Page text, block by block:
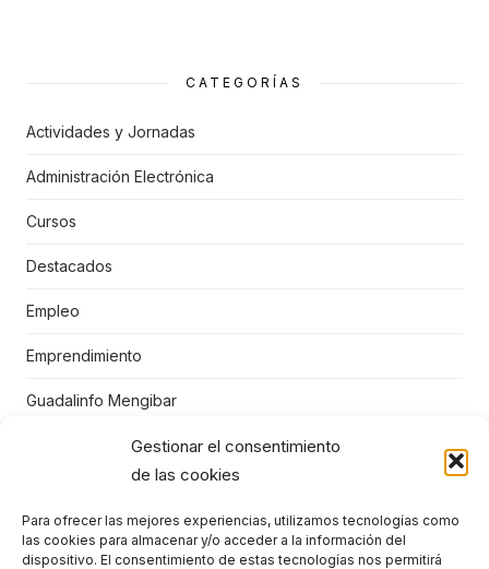
Gestionar el consentimiento
de las cookies
Para ofrecer las mejores experiencias, utilizamos tecnologías como
las cookies para almacenar y/o acceder a la información del
dispositivo. El consentimiento de estas tecnologías nos permitirá
CATEGORÍAS
Actividades y Jornadas
Administración Electrónica
Cursos
Destacados
Empleo
Emprendimiento
Guadalinfo Mengibar
Juegos educativos
Niños